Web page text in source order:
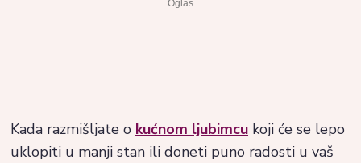
Kada razmišljate o kućnom ljubimcu koji će se lepo
uklopiti u manji stan ili doneti puno radosti u vaš